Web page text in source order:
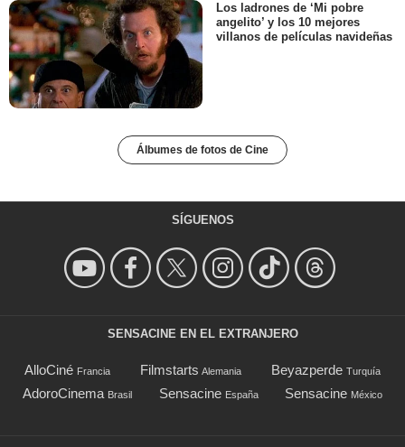
Los ladrones de ‘Mi pobre
angelito’ y los 10 mejores
villanos de películas navideñas
Álbumes de fotos de Cine
SÍGUENOS
SENSACINE EN EL EXTRANJERO
AlloCiné Francia Filmstarts Alemania Beyazperde Turquía
AdoroCinema Brasil Sensacine España Sensacine México